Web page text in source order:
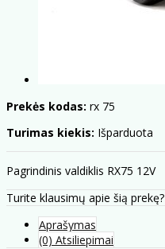
Prekės kodas: rx 75
Turimas kiekis: Išparduota
Pagrindinis valdiklis RX75 12V
Turite klausimų apie šią prekę?
Aprašymas
(0) Atsiliepimai